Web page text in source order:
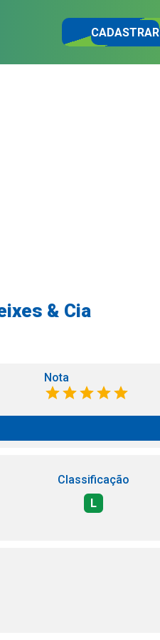
CADASTRAR
& Cia
Nota
Classificação
L